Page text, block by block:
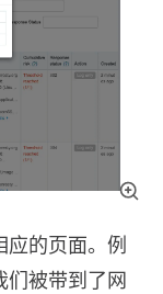
的页面。例
被带到了网